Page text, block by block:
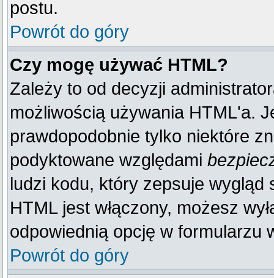
postu.
Powrót do góry
Czy mogę używać HTML?
Zależy to od decyzji
możliwością używania HTML'a.
prawdopodobnie tylko niektóre
podyktowane względami
ludzi kodu, który zepsuje wygląd
HTML jest włączony, możesz
odpowiednią opcję w formularzu
Powrót do góry